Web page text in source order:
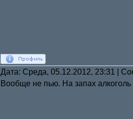
Дата: Среда, 05.12.2012, 23:31 |
Вообще не пью. На запах